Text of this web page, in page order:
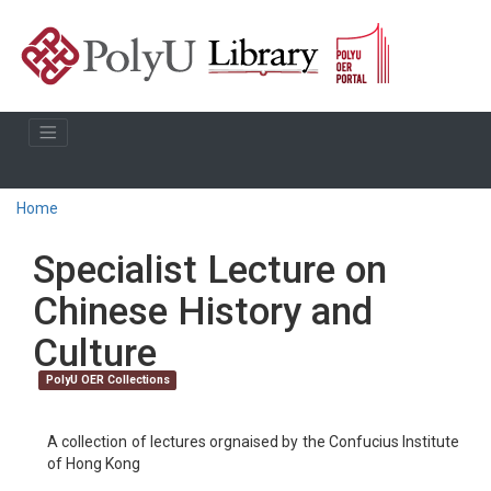
Home
Specialist Lecture on
Chinese History and
Culture
PolyU OER Collections
A collection of lectures orgnaised by the Confucius Institute
of Hong Kong